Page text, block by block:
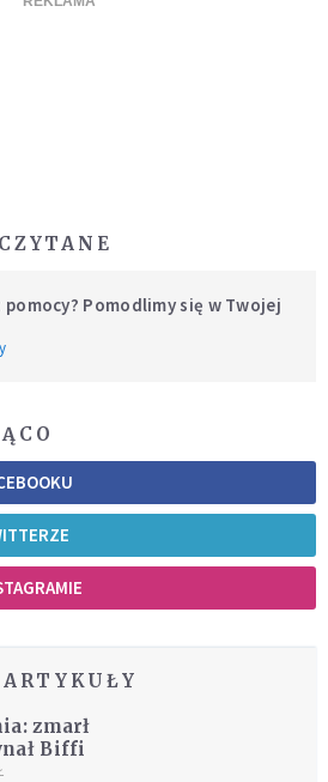
Pomodlimy się w Twojej
zmarł
Biffi